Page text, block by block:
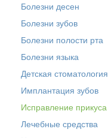
Болезни десен
Болезни зубов
Болезни полости рта
Болезни языка
Детская стоматология
Имплантация зубов
Исправление прикуса
Лечебные средства